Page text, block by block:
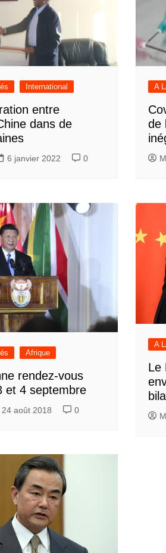
International
entre
dans de
6 janvier 2022 0
A
de
Afrique
rendez-vous
et 4 septembre
24 août 2018 0
A
Le